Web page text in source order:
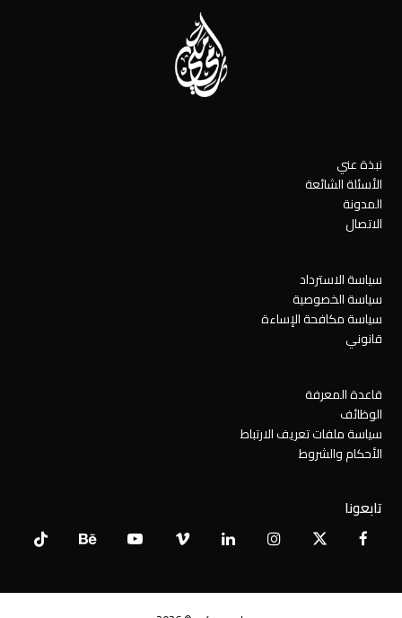
نبذة عني
الأسئلة الشائعة
المدونة
الاتصال
سياسة الاسترداد
سياسة الخصوصية
سياسة مكافحة الإساءة
قانوني
قاعدة المعرفة
الوظائف
سياسة ملفات تعريف الارتباط
الأحكام والشروط
تابعونا
Facebook
X
Instagram
LinkedIn
Vimeo
YouTube
Behance
Tiktok